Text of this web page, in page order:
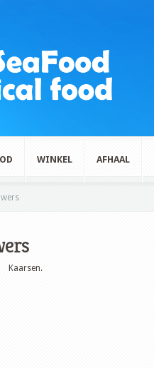
WINKEL AFHAAL
Kaarsen.